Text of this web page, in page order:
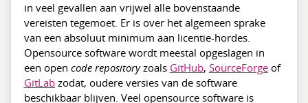
in veel gevallen aan vrijwel alle bovenstaande
vereisten tegemoet. Er is over het algemeen sprake
van een absoluut minimum aan licentie-hordes.
Opensource software wordt meestal opgeslagen in
een open code repositoryzoals GitHub, SourceForgeof
GitLabzodat, oudere versies van de software
beschikbaar blijven. Veel opensource software is